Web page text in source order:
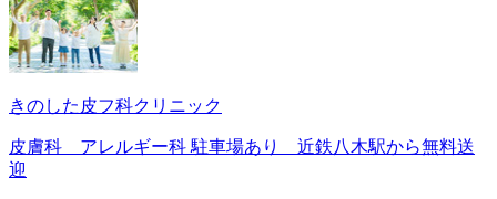
きのした皮フ科クリニック
皮膚科 アレルギー科 駐車場あり 近鉄八木駅から無料送
迎